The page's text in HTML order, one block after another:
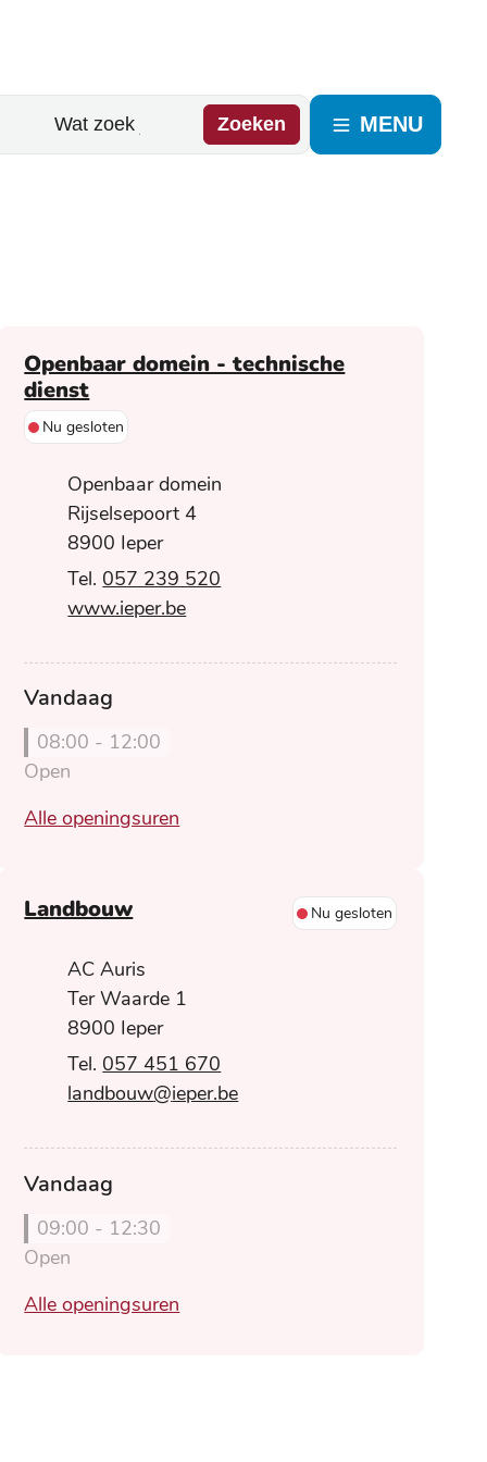
Zoeken MENU
Openbaar domein - technische
dienst
Nu gesloten
AdresOpenbaar domein
Rijselsepoort 4
,8900 Ieper
057 239 520
Websitewww.ieper.be
Vandaag
08:00 - 12:00
Open
Alle openingsuren
Landbouw Nu gesloten
AdresAC Auris
Ter Waarde 1
,8900 Ieper
057 451 670
E-maillandbouw@ieper.be
Vandaag
09:00 - 12:30
Open
Alle openingsuren